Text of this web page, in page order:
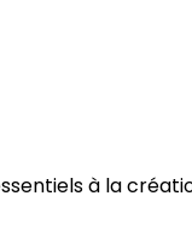
à la